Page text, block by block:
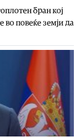
бран кој
во повеќе земји да